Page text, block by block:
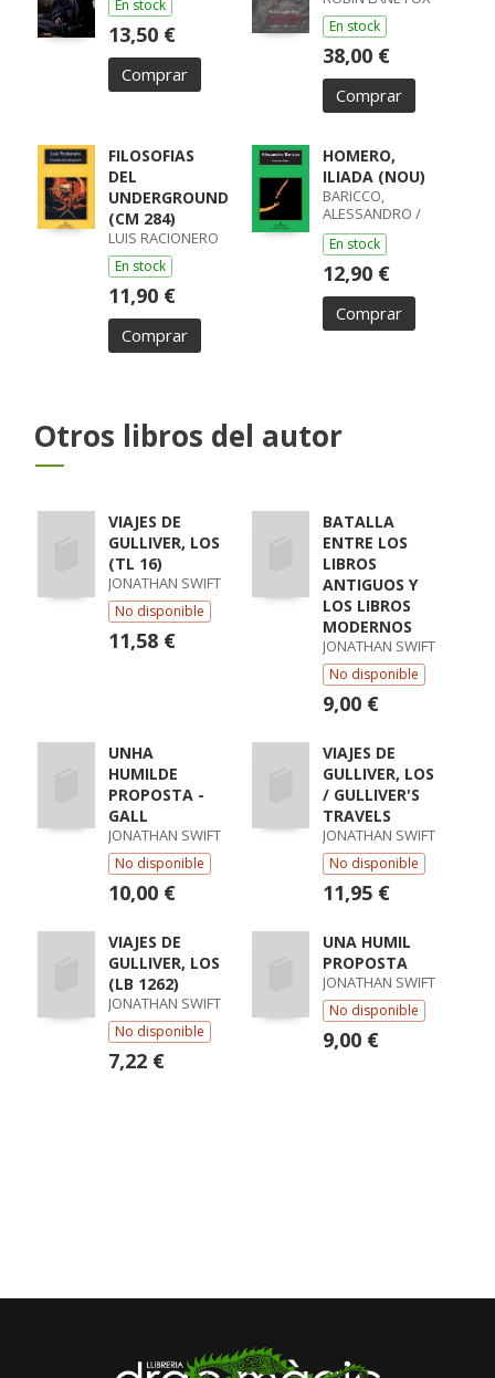
En stock
13,50 €
Comprar
En stock
38,00 €
Comprar
FILOSOFIAS
DEL
UNDERGROUND
(CM 284)
LUIS RACIONERO
En stock
11,90 €
Comprar
HOMERO,
ILIADA (NOU)
BARICCO,
ALESSANDRO /
ALESSANDRO
BARICCO
En stock
12,90 €
Comprar
Otros libros del autor
VIAJES DE
GULLIVER, LOS
(TL 16)
JONATHAN SWIFT
No disponible
11,58 €
BATALLA
ENTRE LOS
LIBROS
ANTIGUOS Y
LOS LIBROS
MODERNOS
JONATHAN SWIFT
No disponible
9,00 €
UNHA
HUMILDE
PROPOSTA -
GALL
JONATHAN SWIFT
No disponible
10,00 €
VIAJES DE
GULLIVER, LOS
/ GULLIVER'S
TRAVELS
JONATHAN SWIFT
No disponible
11,95 €
VIAJES DE
GULLIVER, LOS
(LB 1262)
JONATHAN SWIFT
No disponible
7,22 €
UNA HUMIL
PROPOSTA
JONATHAN SWIFT
No disponible
9,00 €